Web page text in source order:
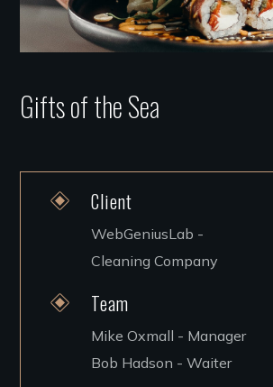
Gifts of the Sea
Client
WebGeniusLab -
Cleaning Company
Team
Mike Oxmall - Manager
Bob Hadson - Waiter